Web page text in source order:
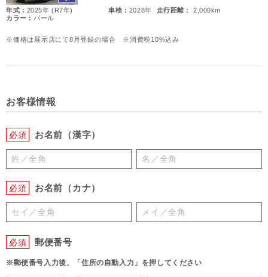
年式 : 2025年 (R7年) 車検 : 2028年 走行距離 :
2,000km
カラー : パール
※価格は展示店にて8月登録の場合 ※消費税10%込み
お客様情報
必須 お名前（漢字）
必須 お名前（カナ）
必須 郵便番号
※郵便番号入力後、「住所の自動入力」を押してください